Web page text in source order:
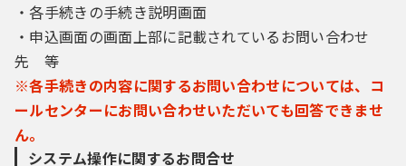
・各手続きの手続き説明画面
・申込画面の画面上部に記載されているお問い合わせ
先 等
※各手続きの内容に関するお問い合わせについては、コ
ールセンターにお問い合わせいただいても回答できませ
ん。
システム操作に関するお問合せ